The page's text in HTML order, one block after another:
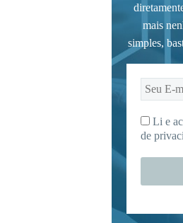
mais
simples,
Seu
E-
* Li e
de